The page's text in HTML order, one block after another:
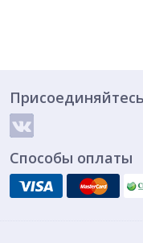
Присоединяйтесь
Способы оплаты